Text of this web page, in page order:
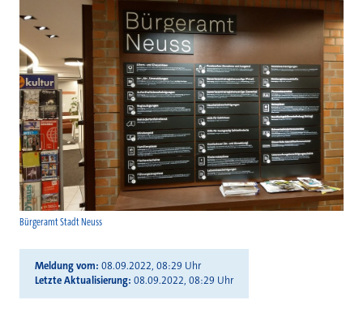
Bürgeramt Stadt Neuss
Meldung vom 08.09.2022, 08:29 Uhr
Letzte Aktualisierung 08.09.2022, 08:29 Uhr